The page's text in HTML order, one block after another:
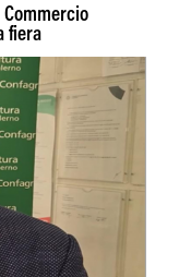
Commercio
fiera